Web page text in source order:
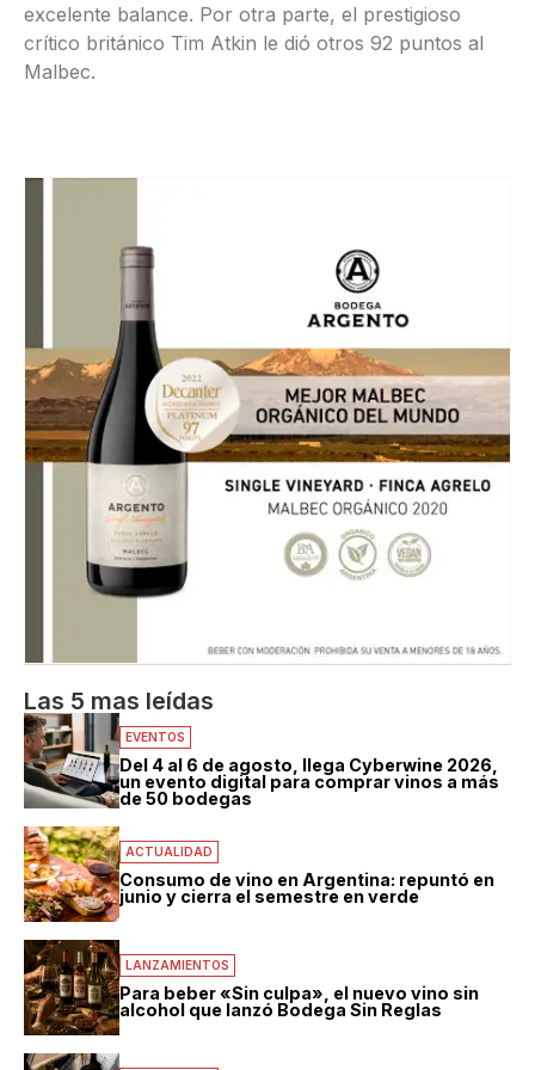
excelente balance. Por otra parte, el prestigioso
crítico británico Tim Atkin le dió otros 92 puntos al
Malbec.
Las 5 mas leídas
EVENTOS
Del 4 al 6 de agosto, llega Cyberwine 2026,
un evento digital para comprar vinos a más
de 50 bodegas
ACTUALIDAD
Consumo de vino en Argentina: repuntó en
junio y cierra el semestre en verde
LANZAMIENTOS
Para beber «Sin culpa», el nuevo vino sin
alcohol que lanzó Bodega Sin Reglas